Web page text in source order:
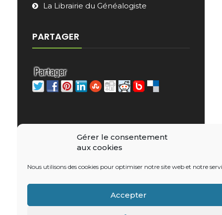
Gérer le consentement
aux cookies
Nous utilisons des cookies pour optimiser notre site web et notre
Accepter
La Librairie du Généalogiste
PARTAGER
Copyright © 2026 - e-Librairie Généalogique